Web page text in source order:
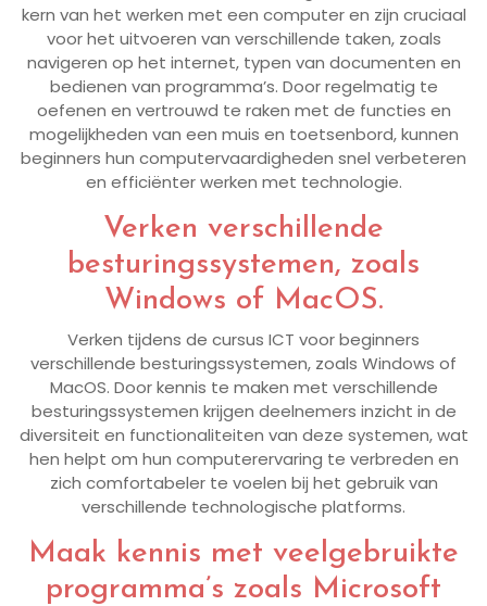
kern van het werken met een computer en zijn cruciaal
voor het uitvoeren van verschillende taken, zoals
navigeren op het internet, typen van documenten en
bedienen van programma’s. Door regelmatig te
oefenen en vertrouwd te raken met de functies en
mogelijkheden van een muis en toetsenbord, kunnen
beginners hun computervaardigheden snel verbeteren
en efficiënter werken met technologie.
Verken verschillende
besturingssystemen, zoals
Windows of MacOS.
Verken tijdens de cursus ICT voor beginners
verschillende besturingssystemen, zoals Windows of
MacOS. Door kennis te maken met verschillende
besturingssystemen krijgen deelnemers inzicht in de
diversiteit en functionaliteiten van deze systemen, wat
hen helpt om hun computerervaring te verbreden en
zich comfortabeler te voelen bij het gebruik van
verschillende technologische platforms.
Maak kennis met veelgebruikte
programma’s zoals Microsoft